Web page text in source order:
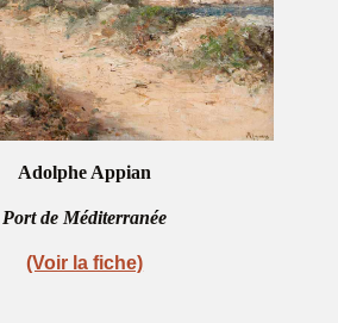
Adolphe Appian
Port de Méditerranée
(Voir la fiche)